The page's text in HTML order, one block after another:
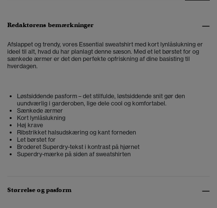
Redaktørens bemærkninger
Afslappet og trendy, vores Essential sweatshirt med kort lynlåslukning er
ideel til alt, hvad du har planlagt denne sæson. Med et let børstet for og
sænkede ærmer er det den perfekte opfriskning af dine basisting til
hverdagen.
Løstsiddende pasform – det stilfulde, løstsiddende snit gør den
uundværlig i garderoben, lige dele cool og komfortabel.
Sænkede ærmer
Kort lynlåslukning
Høj krave
Ribstrikket halsudskæring og kant forneden
Let børstet for
Broderet Superdry-tekst i kontrast på hjørnet
Superdry-mærke på siden af sweatshirten
Størrelse og pasform